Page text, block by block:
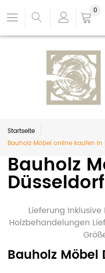
0
Startseite
Bauholz Möbel online kaufen
Bauholz
Düsseldorf
Lieferung
Holzbehandelungen
Bauholz Möbel